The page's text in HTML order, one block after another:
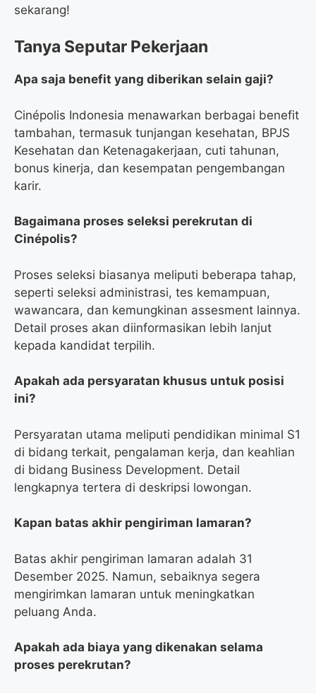
sekarang!
Tanya Seputar Pekerjaan
Apa saja benefit yang diberikan selain gaji?
Cinépolis Indonesia menawarkan berbagai benefit
tambahan, termasuk tunjangan kesehatan, BPJS
Kesehatan dan Ketenagakerjaan, cuti tahunan,
bonus kinerja, dan kesempatan pengembangan
karir.
Bagaimana proses seleksi perekrutan di
Cinépolis?
Proses seleksi biasanya meliputi beberapa tahap,
seperti seleksi administrasi, tes kemampuan,
wawancara, dan kemungkinan assesment lainnya.
Detail proses akan diinformasikan lebih lanjut
kepada kandidat terpilih.
Apakah ada persyaratan khusus untuk posisi
ini?
Persyaratan utama meliputi pendidikan minimal S1
di bidang terkait, pengalaman kerja, dan keahlian
di bidang Business Development. Detail
lengkapnya tertera di deskripsi lowongan.
Kapan batas akhir pengiriman lamaran?
Batas akhir pengiriman lamaran adalah 31
Desember 2025. Namun, sebaiknya segera
mengirimkan lamaran untuk meningkatkan
peluang Anda.
Apakah ada biaya yang dikenakan selama
proses perekrutan?